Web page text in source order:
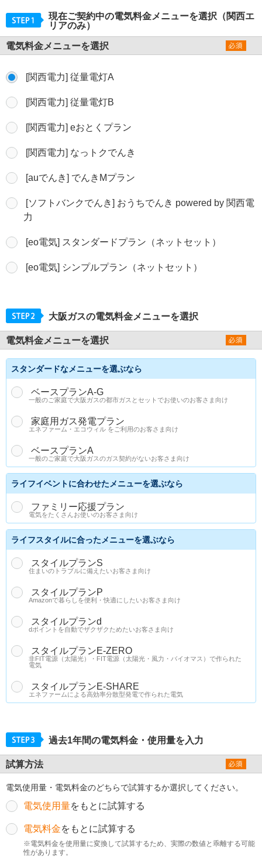
現在ご契約中の電気料金メニューを選択（関西エ
リアのみ）
電気料金メニューを選択
[関西電力] 従量電灯A
[関西電力] 従量電灯B
[関西電力] eおとくプラン
[関西電力] なっトクでんき
[auでんき] でんきMプラン
[ソフトバンクでんき] おうちでんき powered by 関西電
力
[eo電気] スタンダードプラン（ネットセット）
[eo電気] シンプルプラン（ネットセット）
大阪ガスの電気料金メニューを選択
電気料金メニューを選択
スタンダードなメニューを選ぶなら
ベースプランA-G
一般のご家庭で大阪ガスの都市ガスとセットでお使いのお客さま向け
家庭用ガス発電プラン
エネファーム・エコウィル をご利用のお客さま向け
ベースプランA
一般のご家庭で大阪ガスのガス契約がないお客さま向け
ライフイベントに合わせたメニューを選ぶなら
ファミリー応援プラン
電気をたくさんお使いのお客さま向け
ライフスタイルに合ったメニューを選ぶなら
スタイルプランS
住まいのトラブルに備えたいお客さま向け
スタイルプランP
Amazonで暮らしを便利・快適にしたいお客さま向け
スタイルプランd
dポイントを自動でザクザクためたいお客さま向け
スタイルプランE-ZERO
非FIT電源（太陽光）・FIT電源（太陽光・風力・バイオマス）で作られた
電気
スタイルプランE-SHARE
エネファームによる高効率分散型発電で作られた電気
過去1年間の電気料金・使用量を入力
試算方法
電気使用量・電気料金のどちらで試算するか選択してください。
電気使用量をもとに試算する
電気料金をもとに試算する
※電気料金を使用量に変換して試算するため、実際の数値と乖離する可能
性があります。